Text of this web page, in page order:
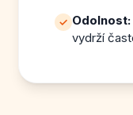
✓ Odolnost:
vydrží